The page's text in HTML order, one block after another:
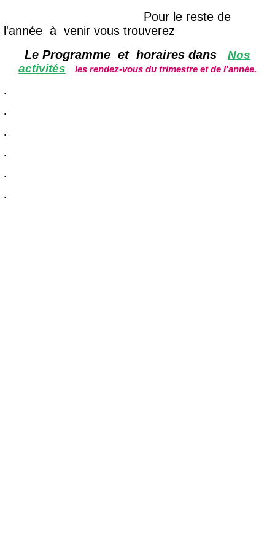
Pour le reste de
l'année à venir vous trouverez
Le Programme et horaires dans Nos
activités
les rendez-vous du trimestre et de l'année.
.
.
.
.
.
.